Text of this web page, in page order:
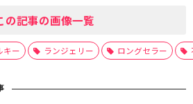
の記事の画像一覧
キー ランジェリー ロングセラー